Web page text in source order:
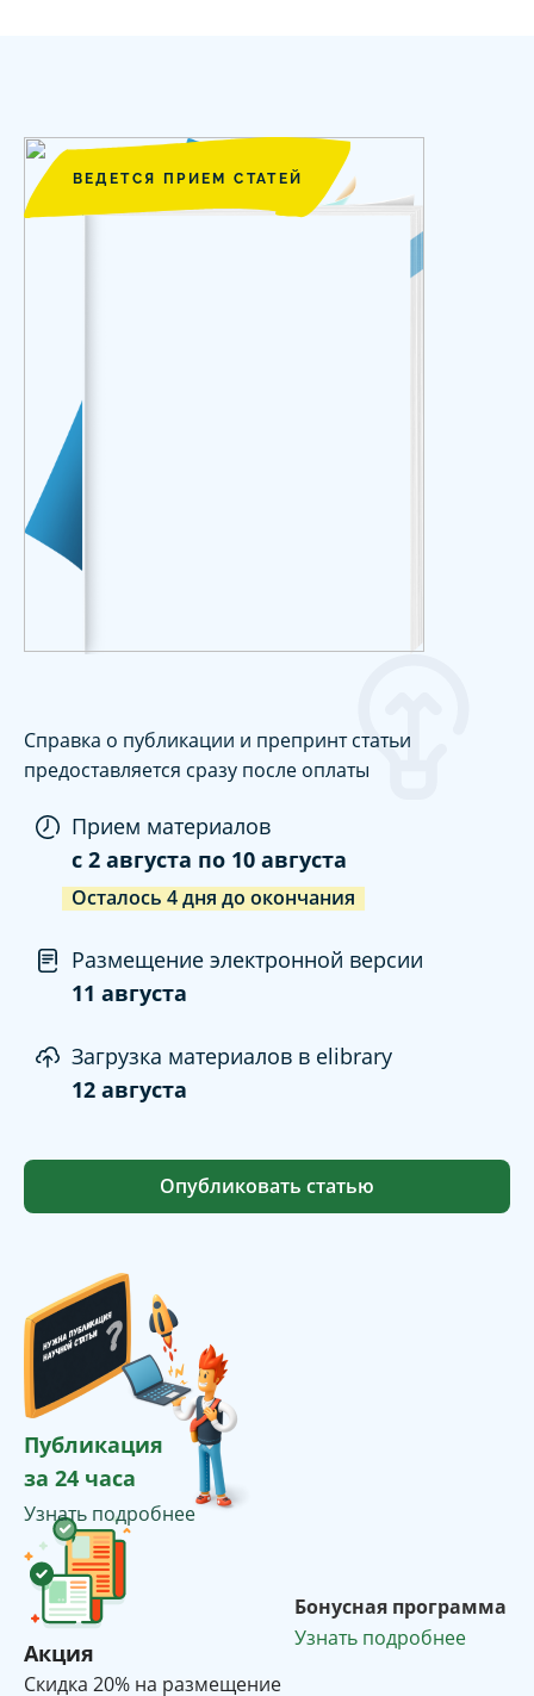
ВЕДЕТСЯ ПРИЕМ СТАТЕЙ
Справка о публикации и препринт статьи
предоставляется сразу после оплаты
Прием материалов
c 2 августа по 10 августа
Осталось 4дня до окончания
Размещение электронной версии
11 августа
Загрузка материалов в elibrary
12 августа
Опубликовать статью
Публикация
за 24 часа
Узнать подробнее
Акция
Cкидка 20% на размещение
Бонусная программа
Узнать подробнее